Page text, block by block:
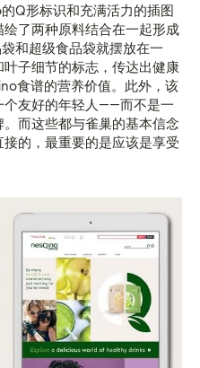
Q形标识和充满活力的插图
了两种原料结合在一起形成
和超级食品袋就摆放在一
子细节的标志，传达出健康
食谱的营养价值。此外，该
个友好的年轻人——而不是一
而这些都与雀巢的基本信念
的，最重要的是应该是享受